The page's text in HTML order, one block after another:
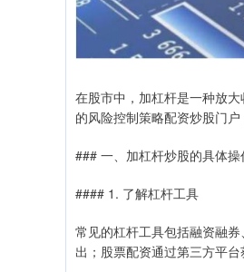
在股市中，加杠杆是一种放
的风险控制策略配资炒股门
### 一、加杠杆炒股的具体操
#### 1. 了解杠杆工具
常见的杠杆工具包括融资融
出；股票配资通过第三方平